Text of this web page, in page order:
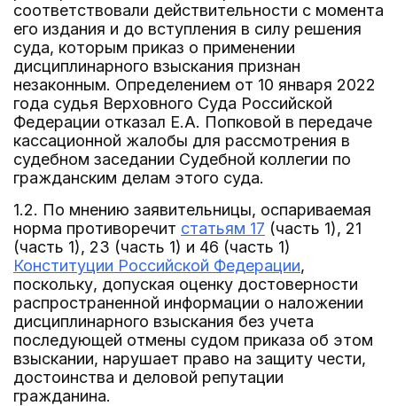
соответствовали действительности с момента
его издания и до вступления в силу решения
суда, которым приказ о применении
дисциплинарного взыскания признан
незаконным. Определением от 10 января 2022
года судья Верховного Суда Российской
Федерации отказал Е.А. Попковой в передаче
кассационной жалобы для рассмотрения в
судебном заседании Судебной коллегии по
гражданским делам этого суда.
1.2. По мнению заявительницы, оспариваемая
норма противоречит статьям 17 (часть 1), 21
(часть 1), 23 (часть 1) и 46 (часть 1)
Конституции Российской Федерации,
поскольку, допуская оценку достоверности
распространенной информации о наложении
дисциплинарного взыскания без учета
последующей отмены судом приказа об этом
взыскании, нарушает право на защиту чести,
достоинства и деловой репутации
гражданина.